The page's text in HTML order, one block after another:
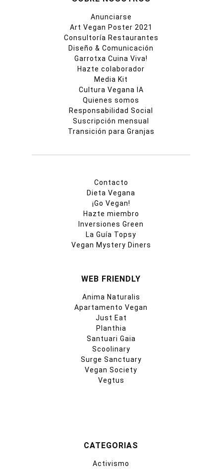
Anunciarse
Art Vegan Poster 2021
Consultoría Restaurantes
Diseño & Comunicación
Garrotxa Cuina Viva!
Hazte colaborador
Media Kit
Cultura Vegana IA
Quienes somos
Responsabilidad Social
Suscripción mensual
Transición para Granjas
Contacto
Dieta Vegana
¡Go Vegan!
Hazte miembro
Inversiones Green
La Guía Topsy
Vegan Mystery Diners
WEB FRIENDLY
Anima Naturalis
Apartamento Vegan
Just Eat
Planthia
Santuari Gaia
Scoolinary
Surge Sanctuary
Vegan Society
Vegtus
CATEGORIAS
Activismo